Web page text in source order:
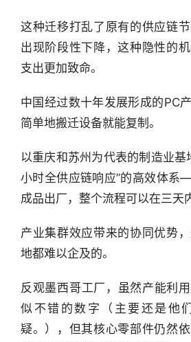
这种迁移打乱了原有的供应链
出现阶段性下降，这种隐性的
支出更加致命。
中国经过数十年发展形成的PC
简单地搬迁设备就能复制。
以重庆和苏州为代表的制造业基
小时全供应链响应”的高效体系
成品出厂，整个流程可以在三天
产业集群效应带来的协同优势
地都难以企及的。
反观墨西哥工厂，虽然产能利
似不错的数字（主要还是他
疑。），但其核心零部件仍然